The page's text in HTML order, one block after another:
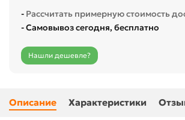
- Рассчитать примерную стоимость
- Самовывоз сегодня, бесплатно
Нашли дешевле?
Описание Характеристики